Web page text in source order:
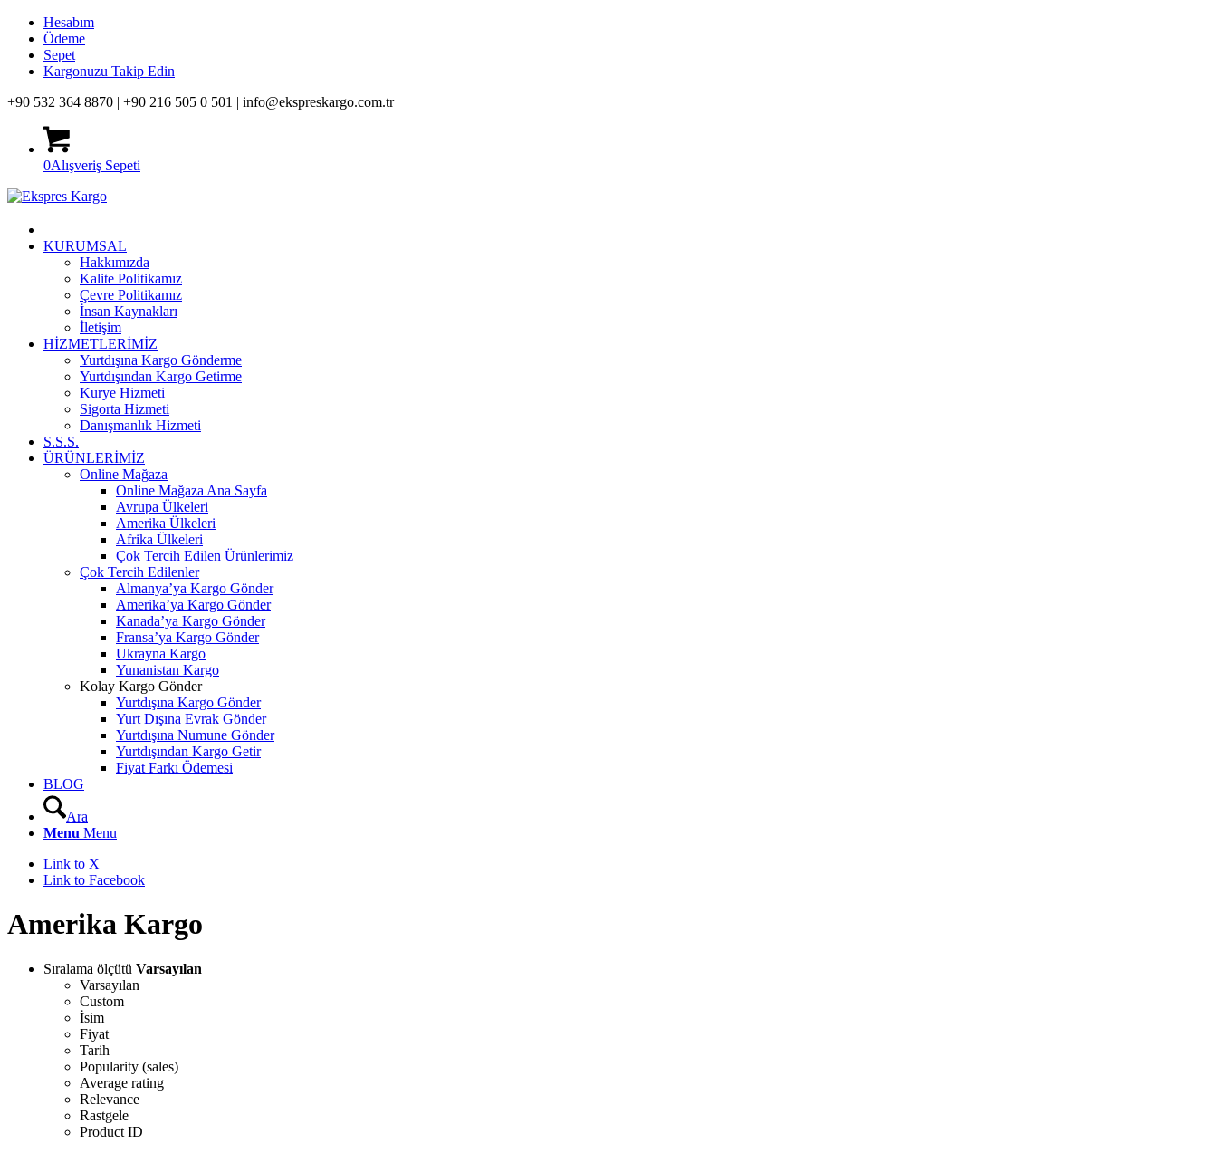
Hesabım
Ödeme
Sepet
Kargonuzu Takip Edin
+90 532 364 8870 | +90 216 505 0 501 | info@ekspreskargo.com.tr
0Alışveriş Sepeti
KURUMSAL
Hakkımızda
Kalite Politikamız
Çevre Politikamız
İnsan Kaynakları
İletişim
HİZMETLERİMİZ
Yurtdışına Kargo Gönderme
Yurtdışından Kargo Getirme
Kurye Hizmeti
Sigorta Hizmeti
Danışmanlık Hizmeti
S.S.S.
ÜRÜNLERİMİZ
Online Mağaza
Online Mağaza Ana Sayfa
Avrupa Ülkeleri
Amerika Ülkeleri
Afrika Ülkeleri
Çok Tercih Edilen Ürünlerimiz
Çok Tercih Edilenler
Almanya’ya Kargo Gönder
Amerika’ya Kargo Gönder
Kanada’ya Kargo Gönder
Fransa’ya Kargo Gönder
Ukrayna Kargo
Yunanistan Kargo
Kolay Kargo Gönder
Yurtdışına Kargo Gönder
Yurt Dışına Evrak Gönder
Yurtdışına Numune Gönder
Yurtdışından Kargo Getir
Fiyat Farkı Ödemesi
BLOG
Ara
Menu Menu
Link to X
Link to Facebook
Amerika Kargo
Sıralama ölçütü Varsayılan
Varsayılan
Custom
İsim
Fiyat
Tarih
Popularity (sales)
Average rating
Relevance
Rastgele
Product ID